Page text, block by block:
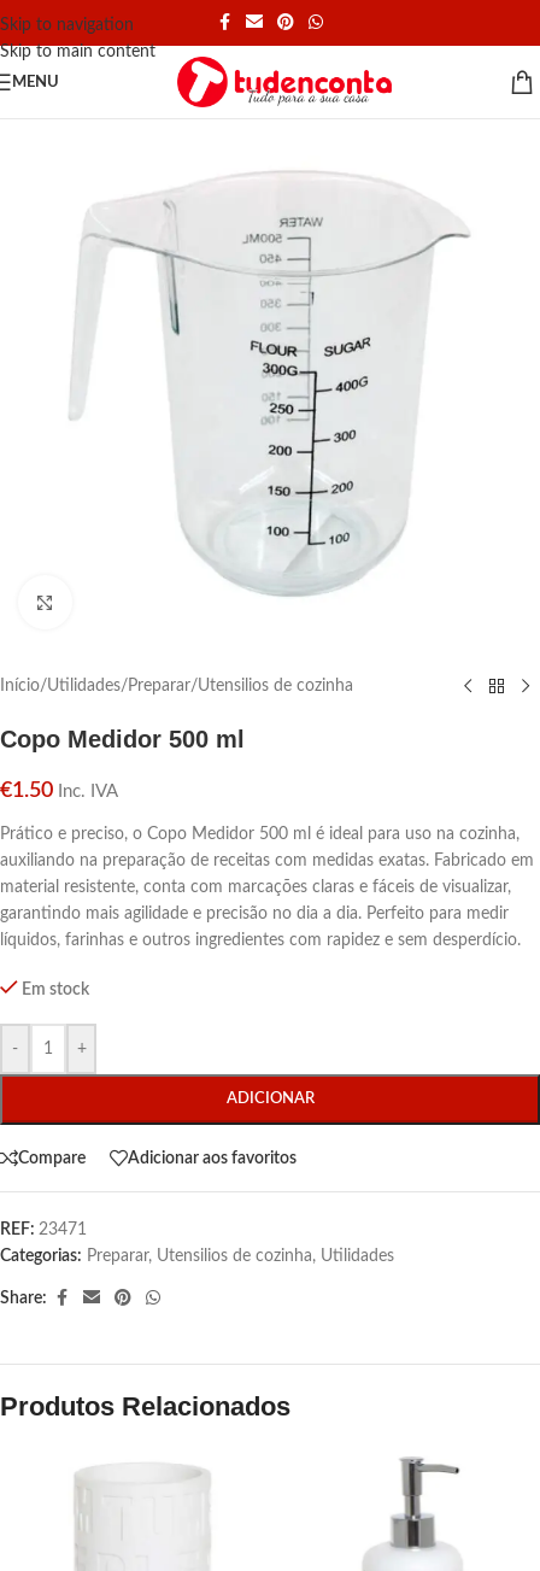
Skip to navigation
Skip to main content
MENU
Início/Utilidades/ Preparar/Utensilios de cozinha
Copo Medidor 500 ml
€1.50 Inc. IVA
Prático e preciso, o Copo Medidor 500 ml é ideal para uso na cozinha,
auxiliando na preparação de receitas com medidas exatas. Fabricado em
material resistente, conta com marcações claras e fáceis de visualizar,
garantindo mais agilidade e precisão no dia a dia. Perfeito para medir
líquidos, farinhas e outros ingredientes com rapidez e sem desperdício.
Em stock
- +
ADICIONAR
Compare Adicionar aos favoritos
REF: 23471
Categorias: Preparar, Utensilios de cozinha, Utilidades
Share:
Produtos Relacionados